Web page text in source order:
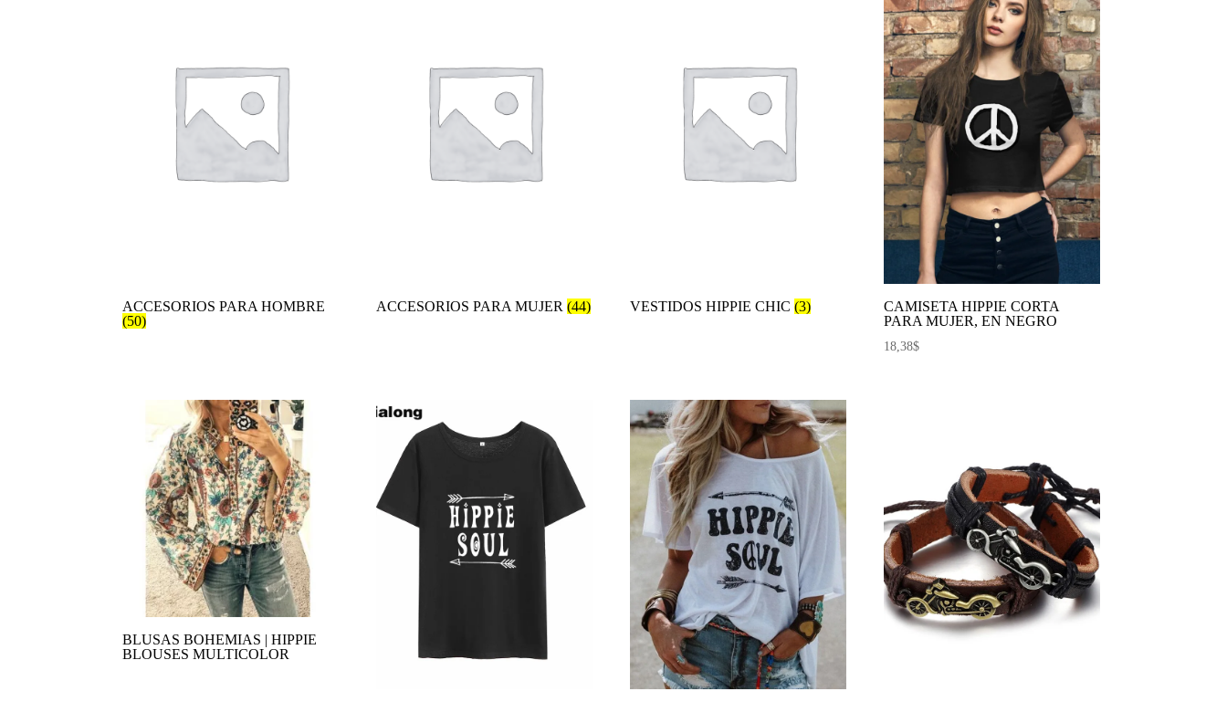
ACCESORIOS PARA HOMBRE
(50)
ACCESORIOS PARA MUJER(44) VESTIDOS HIPPIE CHIC(3)
CAMISETA HIPPIE CORTA
PARA MUJER, EN NEGRO
18,38$
BLUSAS BOHEMIAS | HIPPIE
BLOUSES MULTICOLOR